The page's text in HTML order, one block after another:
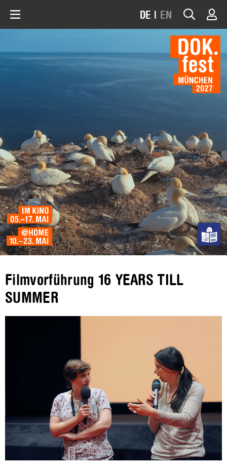
DE | EN
Filmvorführung 16 YEARS TILL
SUMMER